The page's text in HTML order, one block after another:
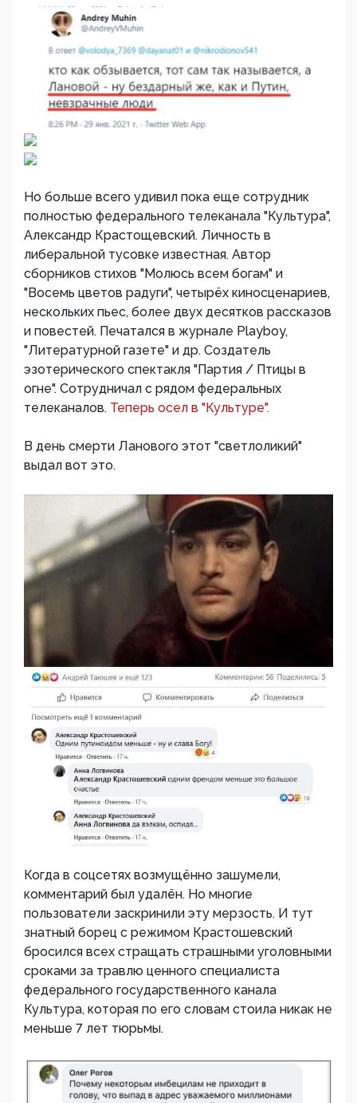
Но больше всего удивил пока еще сотрудник
полностью федерального телеканала "Культура",
Александр Крастощевский. Личность в
либеральной тусовке известная. Автор
сборников стихов "Молюсь всем богам" и
"Восемь цветов радуги", четырёх киносценариев,
нескольких пьес, более двух десятков рассказов
и повестей. Печатался в журнале Playboy,
"Литературной газете" и др. Создатель
эзотерического спектакля "Партия / Птицы в
огне". Сотрудничал с рядом федеральных
телеканалов. Теперь осел в "Культуре".
В день смерти Ланового этот "светлоликий"
выдал вот это.
Когда в соцсетях возмущённо зашумели,
комментарий был удалён. Но многие
пользователи заскринили эту мерзость. И тут
знатный борец с режимом Крастошевский
бросился всех стращать страшными уголовными
сроками за травлю ценного специалиста
федерального государственного канала
Культура, которая по его словам стоила никак не
меньше 7 лет тюрьмы.